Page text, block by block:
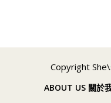
Copyright
ABOUT US 關於